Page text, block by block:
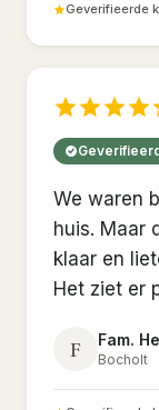
Geverifieerde
We waren
huis. Maar
klaar en
Het ziet er
F Fam.
Bocholt